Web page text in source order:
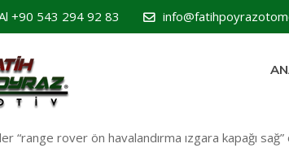
+90 543 294 92 83
“range rover ön havalandırma ızgara kapağı